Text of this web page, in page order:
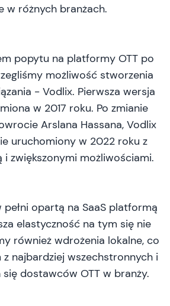
w różnych branżach.
popytu na platformy OTT po
możliwość stworzenia
- Vodlix. Pierwsza wersja
w 2017 roku. Po zmianie
Arslana Hassana, Vodlix
uruchomiony w 2022 roku z
zwiększonymi możliwościami.
pełni opartą na SaaS platformą
elastyczność na tym się nie
również wdrożenia lokalne, co
najbardziej wszechstronnych i
dostawców OTT w branży.